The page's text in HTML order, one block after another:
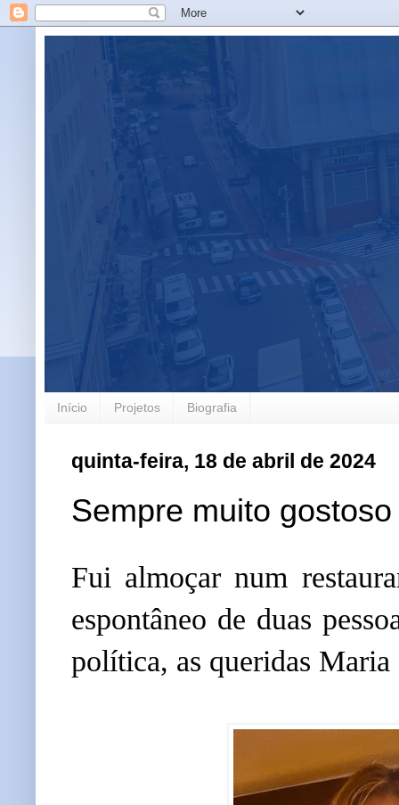
Início Projetos Biografia
quinta-feira, 18 de abril de 2024
Sempre muito
Fui almoçar num
espontâneo de duas
política, as queridas